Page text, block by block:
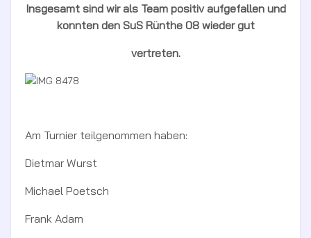
Insgesamt sind wir als Team positiv aufgefallen und
konnten den SuS Rünthe 08 wieder gut
vertreten.
Am Turnier teilgenommen haben:
Dietmar Wurst
Michael Poetsch
Frank Adam